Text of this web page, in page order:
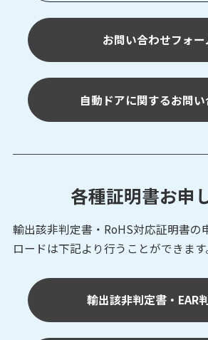
お問い合わせフォー
自動ドアに関するお問
各種証明書お申
輸出該非判定書・RoHS対応証明書の
ロードは下記より行うことができます
輸出該非判定書・EAR